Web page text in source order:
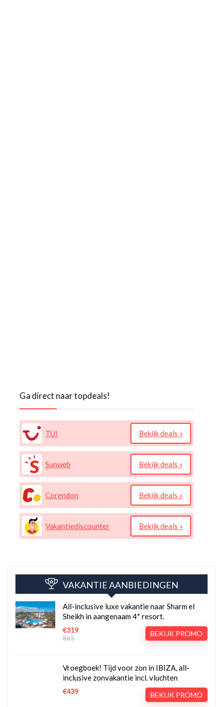
Ga direct naar topdeals!
TUI Bekijk deals »
Sunweb Bekijk deals »
Corendon Bekijk deals »
Vakantiediscounter Bekijk deals »
VAKANTIE AANBIEDINGEN
All-inclusive luxe vakantie naar Sharm el
Sheikh in aangenaam 4* resort.
€319
865
BEKIJK PROMO
Vroegboek! Tijd voor zon in IBIZA, all-
inclusive zonvakantie incl. vluchten
€439 BEKIJK PROMO